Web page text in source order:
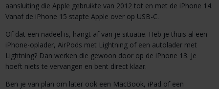
aansluiting die Apple gebruikte van 2012 tot en met de iPhone 14.
Vanaf de iPhone 15 stapte Apple over op USB-C.
Of dat een nadeel is, hangt af van je situatie. Heb je thuis al een
iPhone-oplader, AirPods met Lightning of een autolader met
Lightning? Dan werken die gewoon door op de iPhone 13. Je
hoeft niets te vervangen en bent direct klaar.
Ben je van plan om later ook een MacBook, iPad of een